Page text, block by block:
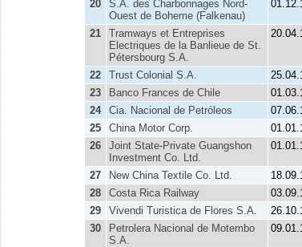
20
S.A. des Charbonnages Nord-
Ouest de Boheme (Falkenau)
21
Tramways et Entreprises
Electriques de la Banlieue de St.
Pétersbourg S.A.
22 Trust Colonial S.A.
23
Banco Frances de Chile
24
Cia. Nacional de Petróleos
25
China Motor Corp.
26
Joint State-Private Guangshon
Investment Co. Ltd.
27 New China Textile Co. Ltd.
28
Costa Rica Railway
29
Vivendi Turistica de Flores S.A.
30
Petrolera Nacional de Motembo
S.A.